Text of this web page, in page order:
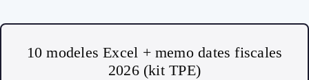
10 modeles Excel + memo dates fiscales
2026 (kit TPE)